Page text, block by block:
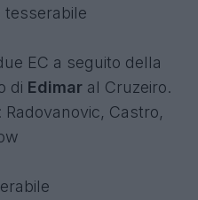
tesserabile
EC a seguito della
di Edimar al Cruzeiro.
: Radovanovic, Castro,